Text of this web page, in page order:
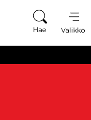
Hae Valikko